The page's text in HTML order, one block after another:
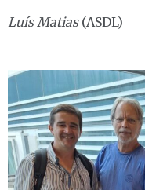
Luís Matias(ASDL)